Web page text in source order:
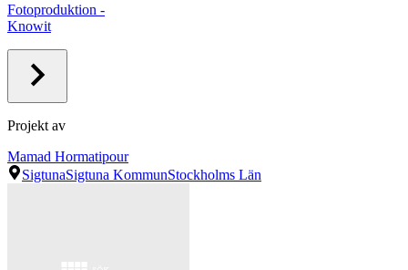
Fotoproduktion -
Knowit
Projekt av
Mamad Hormatipour
SigtunaSigtuna KommunStockholms Län